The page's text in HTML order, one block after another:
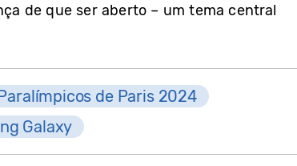
de que ser aberto – um tema central
de Paris 2024
Galaxy